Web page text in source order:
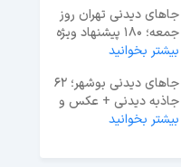
جاهای دیدنی تهران روز
جمعه؛ 180 پیشنهاد ویژه
آخر هفته
بیشتر بخوانید
جاهای دیدنی بوشهر؛ 62
جاذبه دیدنی + عکس و
آدرس
بیشتر بخوانید